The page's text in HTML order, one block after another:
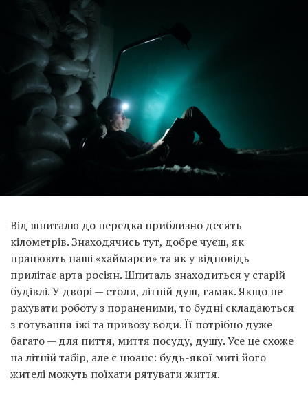
Від шпиталю до передка приблизно десять
кілометрів. Знаходячись тут, добре чуєш, як
працюють наші «хаймарси» та як у відповідь
прилітає арта росіян. Шпиталь знаходиться у старій
будівлі. У дворі — столи, літній душ, гамак. Якщо не
рахувати роботу з пораненими, то будні складаються
з готування їжі та привозу води. Її потрібно дуже
багато — для пиття, миття посуду, душу. Усе це схоже
на літній табір, але є нюанс: будь-якої миті його
жителі можуть поїхати рятувати життя.